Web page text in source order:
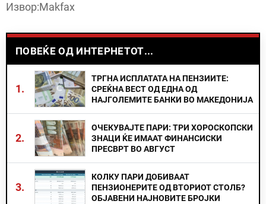
Извор:Makfax
ПОВЕЌЕ ОД ИНТЕРНЕТОТ...
1.
ТРГНА ИСПЛАТАТА НА ПЕНЗИИТЕ:
СРЕЌНА ВЕСТ ОД ЕДНА ОД
НАЈГОЛЕМИТЕ БАНКИ ВО МАКЕДОНИЈА
2.
ОЧЕКУВАЈТЕ ПАРИ: ТРИ ХОРОСКОПСКИ
ЗНАЦИ ЌЕ ИМААТ ФИНАНСИСКИ
ПРЕСВРТ ВО АВГУСТ
3.
КОЛКУ ПАРИ ДОБИВААТ
ПЕНЗИОНЕРИТЕ ОД ВТОРИОТ СТОЛБ?
ОБЈАВЕНИ НАЈНОВИТЕ БРОЈКИ